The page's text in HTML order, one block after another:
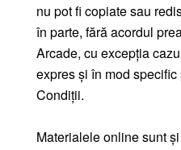
nu pot fi copiate sau
în parte, fără acordul
Arcade, cu excepția
expres și în mod
Condiții.
Materialele online sunt